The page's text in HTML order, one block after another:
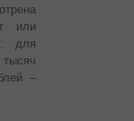
или
для
–